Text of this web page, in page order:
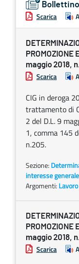
Scarica
PROMOZIONE
maggio 2018,
Scarica
CIG in deroga
trattamento di
2 del D.L. 9
1, comma 145
n.205.
Sezione:
interesse generale
Argomenti:
PROMOZIONE
maggio 2018,
Scarica